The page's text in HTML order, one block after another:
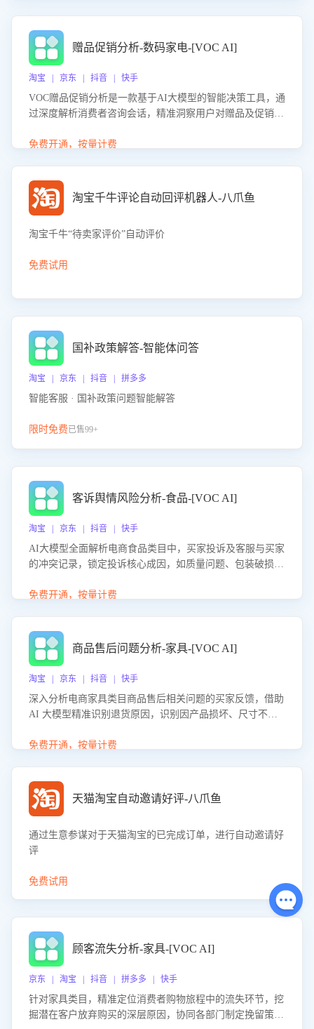
赠品促销分析-数码家电-[VOC AI]
淘宝 | 京东 | 抖音 | 快手
VOC赠品促销分析是一款基于AI大模型的智能决策工具，通
过深度解析消费者咨询会话，精准洞察用户对赠品及促销政
销诉求，帮助企业制定个性化赠品组合策略，优化资源投放
免费开通，按量计费
淘宝千牛评论自动回评机器人-八爪鱼
淘宝千牛“待卖家评价”自动评价
免费试用
国补政策解答-智能体问答
淘宝 | 京东 | 抖音 | 拼多多
智能客服 · 国补政策问题智能解答
限时免费已售99+
客诉舆情风险分析-食品-[VOC AI]
淘宝 | 京东 | 抖音 | 快手
AI大模型全面解析电商食品类目中，买家投诉及客服与买家
的冲突记录，锁定投诉核心成因，如质量问题、包装破损
置差评防控，提升客户满意度。
免费开通，按量计费
商品售后问题分析-家具-[VOC AI]
淘宝 | 京东 | 抖音 | 快手
深入分析电商家具类目商品售后相关问题的买家反馈，借助
AI 大模型精准识别退货原因，识别因产品损坏、尺寸不符
力商家优化产品或服务，实现销售额的显著提升。
免费开通，按量计费
天猫淘宝自动邀请好评-八爪鱼
通过生意参谋对于天猫淘宝的已完成订单，进行自动邀请好
评
免费试用
顾客流失分析-家具-[VOC AI]
京东 | 淘宝 | 抖音 | 拼多多 | 快手
针对家具类目，精准定位消费者购物旅程中的流失环节，挖
掘潜在客户放弃购买的深层原因，协同各部门制定挽留策